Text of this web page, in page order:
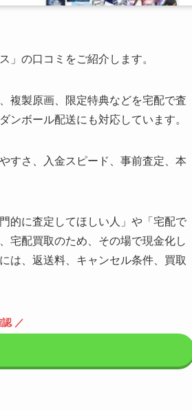
」の口コミをご紹介します。
複製原画、限定特典などを宅配で査
ンボール配送にも対応しています。
すさ、入金スピード、事前査定、本
的に査定してほしい人」や「宅配で
宅配買取のため、その場で現金化し
は、返送料、キャンセル条件、買取
／